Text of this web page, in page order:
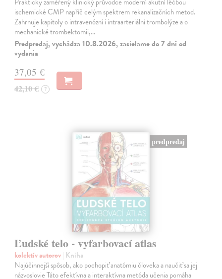
ischemické CMP napříč celým spektrem rekanalizačních metod.
Zahrnuje kapitoly o intravenózní i intraarteriální trombolýze a o
mechanické trombektomii,…
Predpredaj, vychádza 10.8.2026, zasielame do 7 dní od
vydania
37,05 €
42,10 € ?
predpredaj
Ľudské telo - vyfarbovací atlas
kolektív autorov| Kniha
Najúčinnejší spôsob, ako pochopiť anatómiu človeka a naučiť sa jej
názvoslovie Táto efektívna a interaktívna metóda učenia pomáha